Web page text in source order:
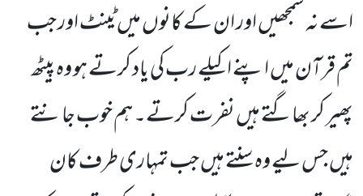
اسے نہ سمجھیں اور ان کے کانوں میں ٹینٹ اور جب
تم قرآن میں اپنے اکیلے رب کی یاد کرتے ہو وہ پیٹھ
پھیر کر بھاگتے ہیں نفرت کرتے۔ ہم خوب جانتے
ہیں جس لیے وہ سنتے ہیں جب تمہاری طرف کان